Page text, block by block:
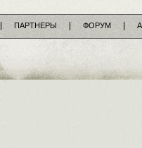
ПАРТНЕРЫ ФОРУМ